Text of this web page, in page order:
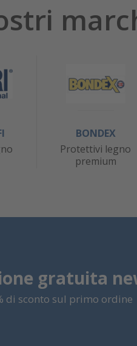
BONDEX
Protettivi legno
premium
gratuita
di sconto sul primo ordine